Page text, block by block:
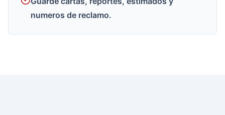
numeros de reclamo.